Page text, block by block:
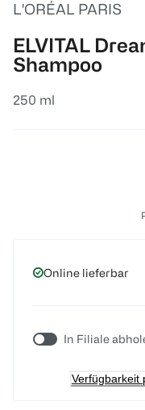
L'ORÉAL PARIS
ELVITAL
Shampoo
250 ml
Online lieferbar
In Filiale
Verfügbarkeit